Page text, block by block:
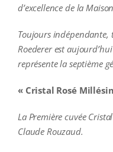
d’excellence de la
Toujours
Roederer est
représente la septième
« Cristal Rosé
La Première cuvée
Claude Rouzaud.